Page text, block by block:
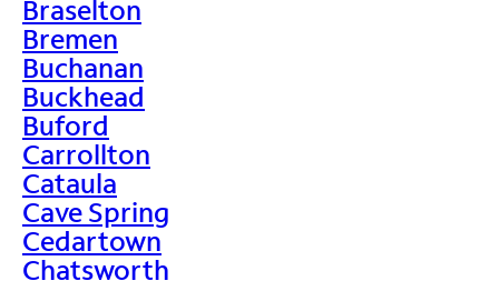
Braselton
Bremen
Buchanan
Buckhead
Buford
Carrollton
Cataula
Cave Spring
Cedartown
Chatsworth